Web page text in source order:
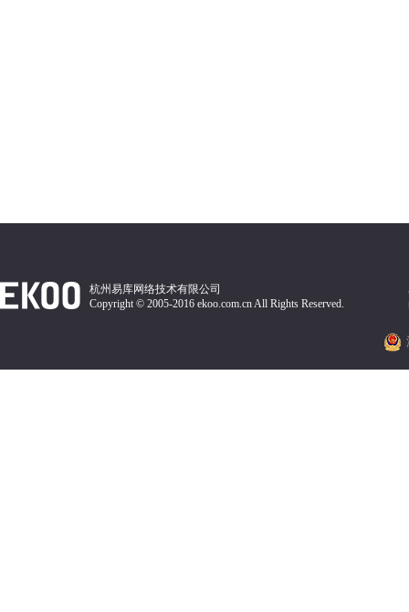
杭州易库网络技术有限公司
Copyright © 2005-2016 ekoo.com.cn All Rights Reserved.